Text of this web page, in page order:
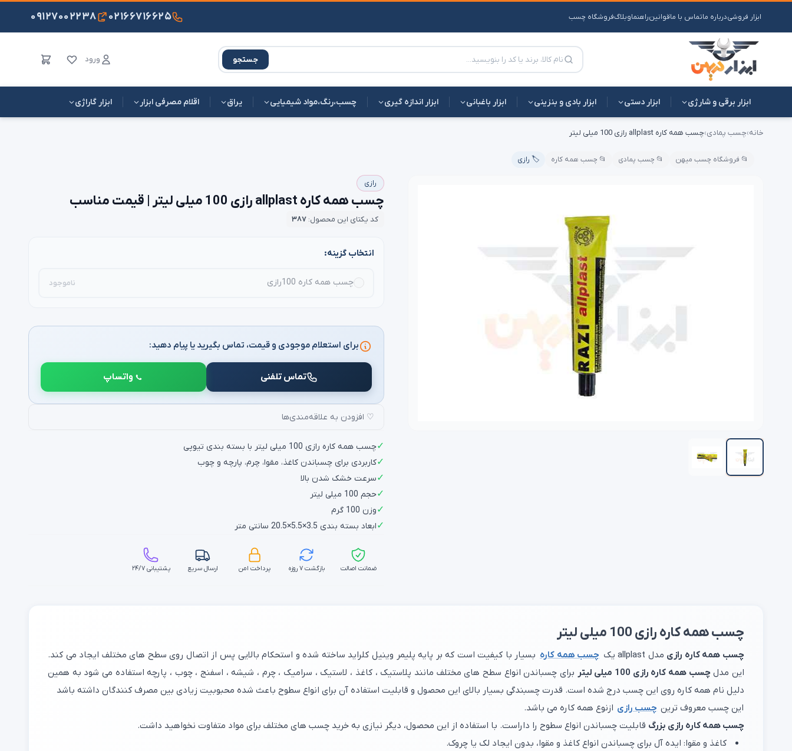
ابزار فروشیدرباره ماتماس با ماقوانینراهنماوبلاگفروشگاه چسب ۰۲۱۶۶۷۱۶۶۲۵ ۰۹۱۲۷۰۰۲۲۳۸
جستجو ورود
ابزار برقی و شارژی ابزار دستی ابزار بادی و بنزینی ابزار باغبانی ابزار اندازه گیری چسب،رنگ،مواد شیمیایی یراق اقلام مصرفی ابزار ابزار گاراژی
خانه›چسب پمادی›چسب همه کاره allplast رازی 100 میلی لیتر
📂 فروشگاه چسب میهن 📂 چسب پمادی 📂 چسب همه کاره 🏷️ رازی
رازی
چسب همه کاره allplast رازی 100 میلی لیتر | قیمت مناسب
کد یکتای این محصول: ۳۸۷
انتخاب گزینه:
چسب همه کاره 100رازی ناموجود
برای استعلام موجودی و قیمت، تماس بگیرید یا پیام دهید:
تماس تلفنی واتساپ
♡ افزودن به علاقه‌مندی‌ها
✓چسب همه کاره رازی 100 میلی لیتر با بسته بندی تیوپی
✓کاربردی برای چسباندن کاغذ، مقوا، چرم، پارچه و چوب
✓سرعت خشک شدن بالا
✓حجم 100 میلی لیتر
✓وزن 100 گرم
✓ابعاد بسته بندی 3.5×5.5×20.5 سانتی متر
ضمانت اصالت بازگشت ۷ روزه پرداخت امن ارسال سریع پشتیبانی ۲۴/۷
چسب همه کاره رازی 100 میلی لیتر
چسب همه کاره رازی مدل allplast یک چسب همه کاره بسیار با کیفیت است که بر پایه پلیمر وینیل کلراید ساخته شده و استحکام بالایی پس از اتصال روی سطح های مختلف ایجاد می کند.
این مدلچسب همه کاره رازی 100 میلی لیتر
برای چسباندن انواع سطح های مختلف مانند پلاستیک ، کاغذ ، لاستیک ، سرامیک ، چرم ، شیشه ، اسفنج ، چوب ، پارچه استفاده می شود به همین
دلیل نام همه کاره روی این چسب درج شده است. قدرت چسبندگی بسیار بالای این محصول و قابلیت استفاده آن برای انواع سطوح باعث شده محبوبیت زیادی بین مصرف کنندگان داشته باشد
این چسب معروف ترین چسب رازی ازنوع همه کاره می باشد.
چسب همه کاره رازی بزرگ قابلیت چسباندن انواع سطوح را داراست. با استفاده از این محصول، دیگر نیازی به خرید چسب های مختلف برای مواد متفاوت نخواهید داشت.
کاغذ و مقوا: ایده آل برای چسباندن انواع کاغذ و مقوا، بدون ایجاد لک یا چروک.